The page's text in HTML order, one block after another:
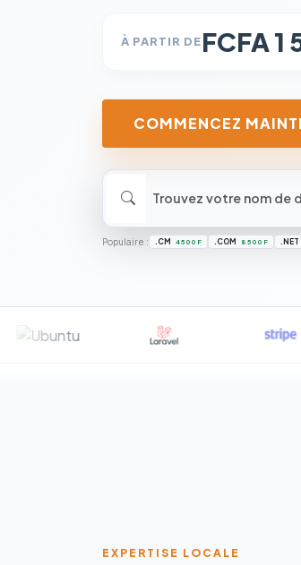
À PARTIR DEFCFA 1
COMMENCEZ
Populaire : .CM 4 500 F .COM 8 500 F .NET
EXPERTISE LOCALE